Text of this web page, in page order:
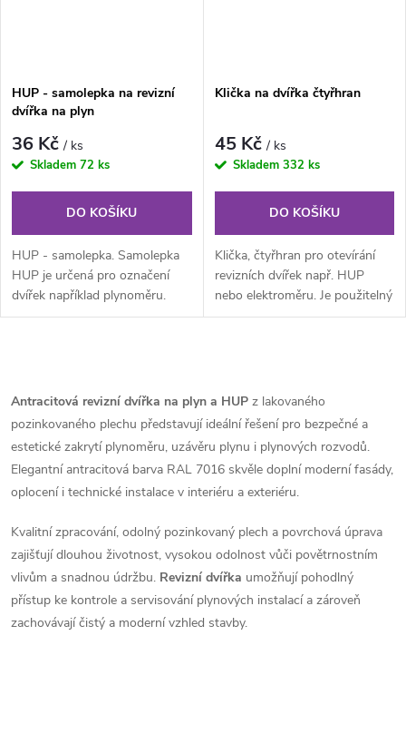
HUP - samolepka na revizní
dvířka na plyn
36 Kč/ ks
Skladem 72 ks
DO KOŠÍKU
HUP - samolepka. Samolepka
HUP je určená pro označení
dvířek například plynoměru.
Vyřezaná písmena HUP žluté
Klička na dvířka čtyřhran
45 Kč/ ks
Skladem 332 ks
DO KOŠÍKU
Klička, čtyřhran pro otevírání
revizních dvířek např. HUP
nebo elektroměru. Je použitelný
pro otvory 6x6 mm.
v
l
á
a
c
í
Antracitová revizní dvířka na plyn a HUP z lakovaného
pozinkovaného plechu představují ideální řešení pro bezpečné a
estetické zakrytí plynoměru, uzávěru plynu i plynových rozvodů.
Elegantní antracitová barva RAL 7016 skvěle doplní moderní fasády,
oplocení i technické instalace v interiéru a exteriéru.
Kvalitní zpracování, odolný pozinkovaný plech a povrchová úprava
zajišťují dlouhou životnost, vysokou odolnost vůči povětrnostním
vlivům a snadnou údržbu. Revizní dvířka umožňují pohodlný
přístup ke kontrole a servisování plynových instalací a zároveň
zachovávají čistý a moderní vzhled stavby.